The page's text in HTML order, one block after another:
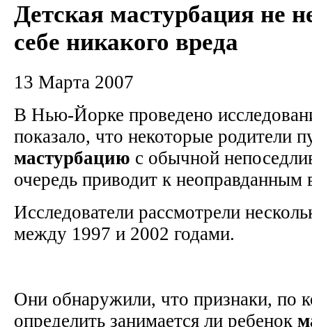
Детская мастурбация не
себе никакого вреда
13 Марта 2007
В Нью-Йорке проведено
показало, что некоторые родители
мастурбацию с обычной
очередь приводит к неоправданным
Исследователи рассмотрели
между 1997 и 2002 годами.
Они обнаружили, что признаки, по
определить занимается ли ребенок